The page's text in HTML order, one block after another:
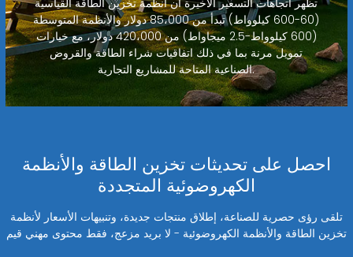
تظهر اتجاهات التسعير الأخيرة أن أنظمة تخزين الطاقة القياسية
(60-600 كيلوواط) تبدأ من 85،000 دولار والأنظمة المتوسطة
(600 كيلوواط-2.5 ميجاواط) من 420،000 دولار، مع خيارات
تمويل مرنة بما في ذلك اتفاقيات شراء الطاقة والقروض
الصناعية المتاحة للمشاريع التجارية.
احصل على تحديثات تخزين الطاقة والأنظمة
الكهروضوئية المتجددة
تلقى رؤى حصرية للصناعة، إطلاق منتجات جديدة، وتنبيهات الأسعار لأنظمة
تخزين الطاقة والأنظمة الكهروضوئية - لا بريد مزعج، فقط محتوى مهني قيم